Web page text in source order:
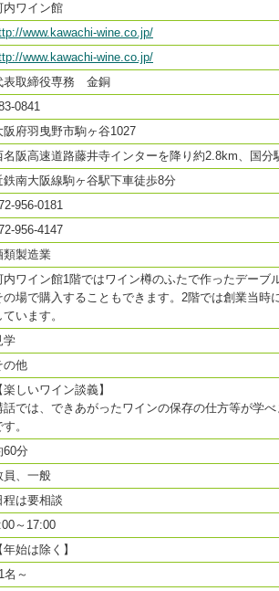
内ワイン館
www.kawachi-wine.co.jp/
www.kawachi-wine.co.jp/
表取締役専務 金銅
0841
阪府羽曳野市駒ヶ谷1027
名阪高速道路藤井寺インターを降り約2.8km、国分
鉄南大阪線駒ヶ谷駅下車徒歩8分
956-0181
956-4147
類製造業
内ワイン館1階ではワイン樽のふたで作ったデーブ
の場で購入することもできます。2階では創業当
ています。
学
の他
楽しいワイン談義】
話では、できあがったワインの保存の仕方等が学
。
60分
員、一般
程は要相談
～17:00
年始は除く】
名～